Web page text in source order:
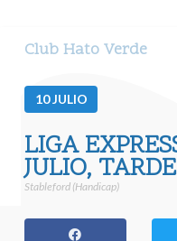
Club Hato Verde
10JULIO
LIGA
JULIO,
Stableford (Handicap)